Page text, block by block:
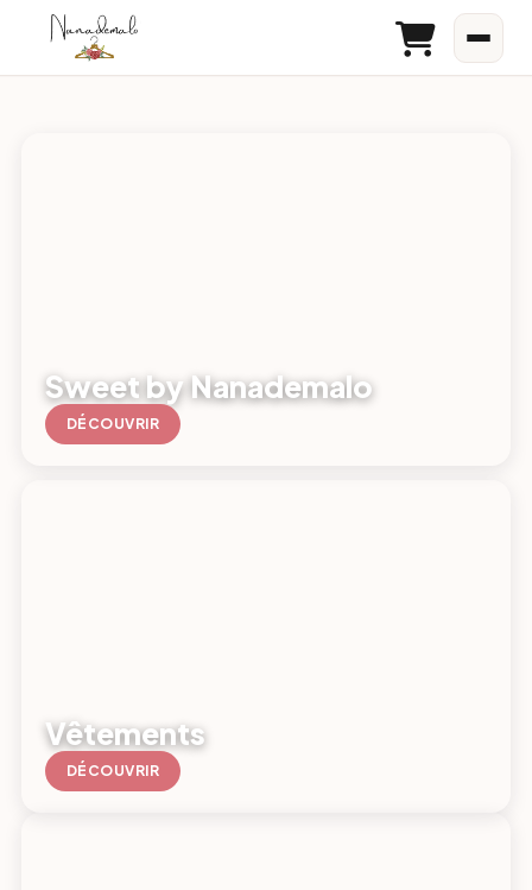
Sweet by Nanademalo
DÉCOUVRIR
Vêtements
DÉCOUVRIR